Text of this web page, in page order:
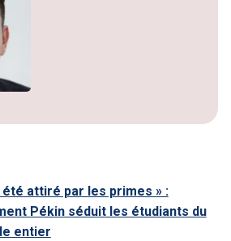
été attiré par les primes » :
Pékin séduit les étudiants du
entier